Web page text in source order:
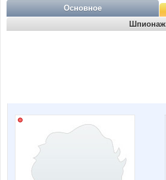
Основное
Шпионаж